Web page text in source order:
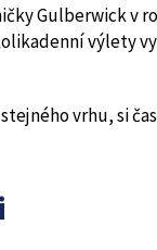
Gulberwick v
výlety
vrhu, si